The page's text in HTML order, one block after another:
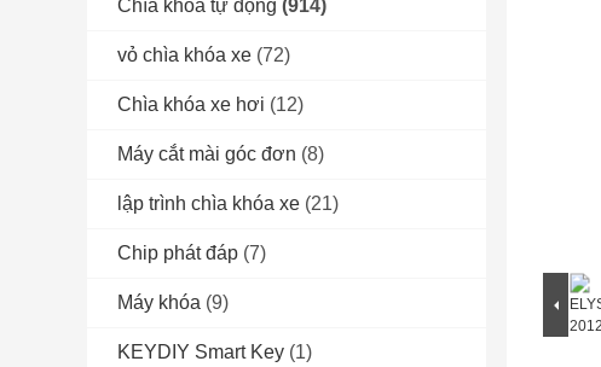
Chìa khóa tự động (914)
vỏ chìa khóa xe (72)
Chìa khóa xe hơi (12)
Máy cắt mài góc đơn (8)
lập trình chìa khóa xe (21)
Chip phát đáp (7)
Máy khóa (9)
KEYDIY Smart Key (1)